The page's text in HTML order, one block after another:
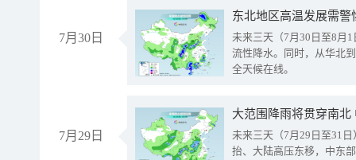
7月30日
东北地区高温发展需
未来三天（7月30日至8月
流性降水。同时，从华北
全天候在线。
7月29日
大范围降雨将贯穿南
未来三天（7月29日至31
抬、大陆高压东移，中东